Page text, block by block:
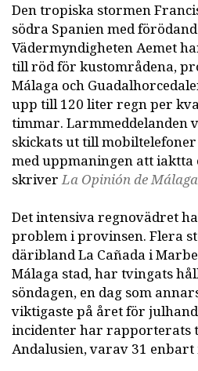
Den tropiska stormen
södra Spanien med
Vädermyndigheten Aemet
till röd för kustområdena,
Málaga och
upp till 120 liter regn per
timmar. Larmmeddelanden
skickats ut till
med uppmaningen att
skriverLa Opinión de Málaga
Det intensiva regnovädret
problem i provinsen. Flera
däribland La Cañada i
Málaga stad, har tvingats
söndagen, en dag som
viktigaste på året för
incidenter har rapporterats
Andalusien, varav 31